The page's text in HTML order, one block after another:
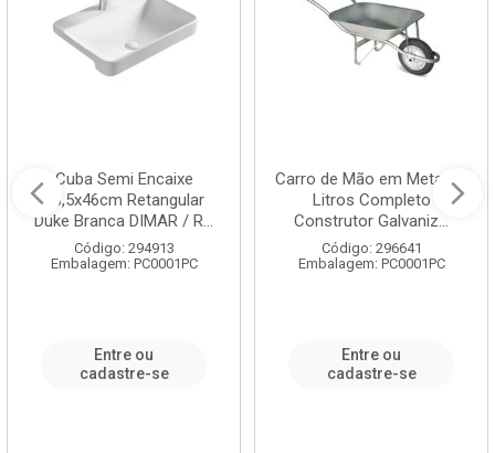
Cuba Semi Encaixe
58,5x46cm Retangular
Duke Branca DIMAR / R...
Código: 294913
Embalagem: PC0001PC
Entre ou
cadastre-se
Carro de Mão em Metal 60
Litros Completo
Construtor Galvaniz...
Código: 296641
Embalagem: PC0001PC
Entre ou
cadastre-se